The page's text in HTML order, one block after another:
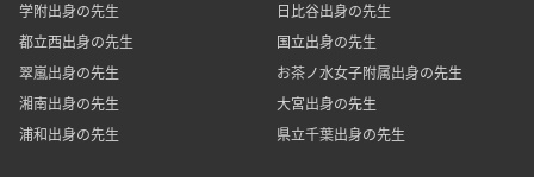
学附出身の先生
日比谷出身の先生
都立西出身の先生
国立出身の先生
翠嵐出身の先生
お茶ノ水女子附属出身の先生
湘南出身の先生
大宮出身の先生
浦和出身の先生
県立千葉出身の先生